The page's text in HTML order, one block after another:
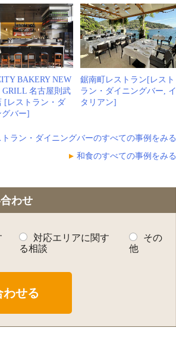
BAKERY NEW
GRILL 名古屋則武
[レストラン・ダ
グバー]
鋸南町レストラン[レスト
ラン・ダイニングバー, イ
タリアン]
トラン・ダイニングバーのすべての事例をみる
和食のすべての事例をみる
わせ
対応エリアに関す
る相談
その
他